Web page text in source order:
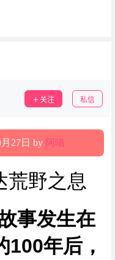
关注 私信
27日 by 阿喵
荒野之息
事发生在
年后，